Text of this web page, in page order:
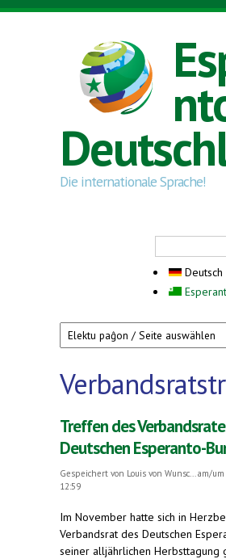
Direkt zum Inhalt
Die internationale Sprache!
Deutsch
Treffen des
Deutschen Esperanto-
Gespeichert von Louis von Wunsc...
am/um
12:59
Im November hatte sich in
Verbandsrat des Deutschen
seiner alljährlichen Herbsttagung